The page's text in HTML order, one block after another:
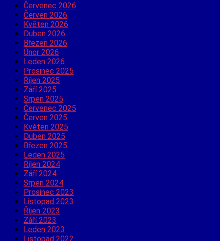
Červenec 2026
Červen 2026
Květen 2026
Duben 2026
Březen 2026
Únor 2026
Leden 2026
Prosinec 2025
Říjen 2025
Září 2025
Srpen 2025
Červenec 2025
Červen 2025
Květen 2025
Duben 2025
Březen 2025
Leden 2025
Říjen 2024
Září 2024
Srpen 2024
Prosinec 2023
Listopad 2023
Říjen 2023
Září 2023
Leden 2023
Listopad 2022